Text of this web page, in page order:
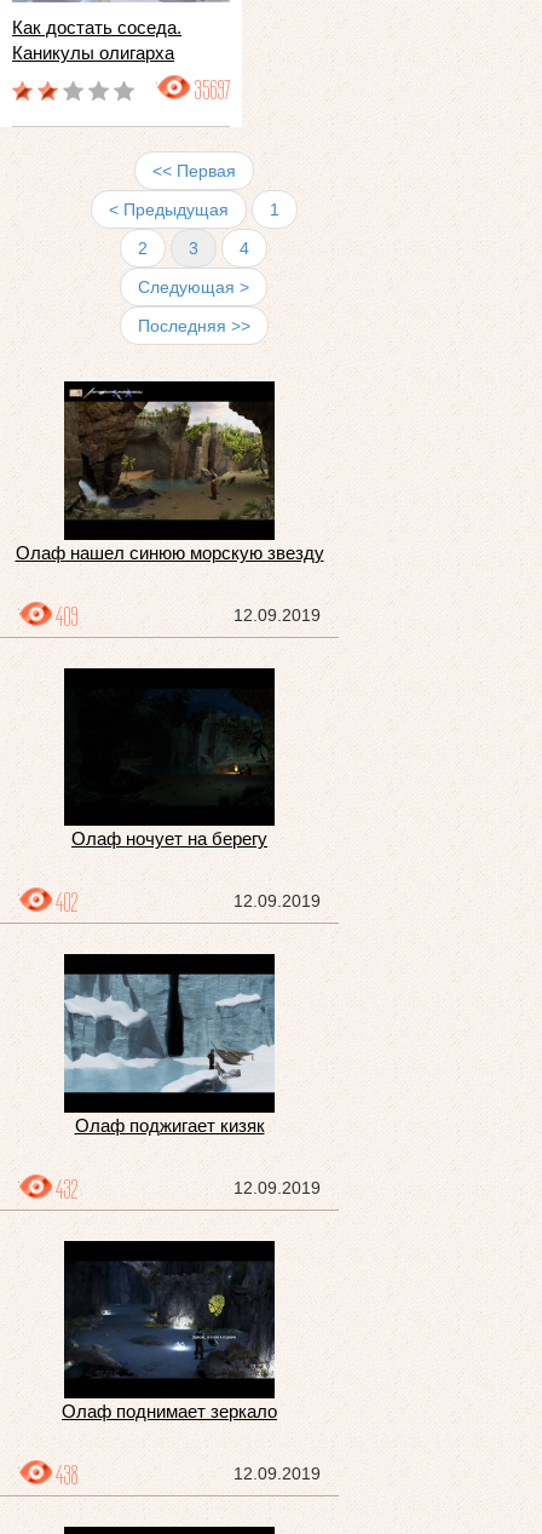
Как достать соседа.
Каникулы олигарха
35697
<< Первая
< Предыдущая
1
2
3
4
Следующая >
Последняя >>
Олаф нашел синюю морскую звезду
12.09.2019
409
Олаф ночует на берегу
12.09.2019
402
Олаф поджигает кизяк
12.09.2019
432
Олаф поднимает зеркало
12.09.2019
438